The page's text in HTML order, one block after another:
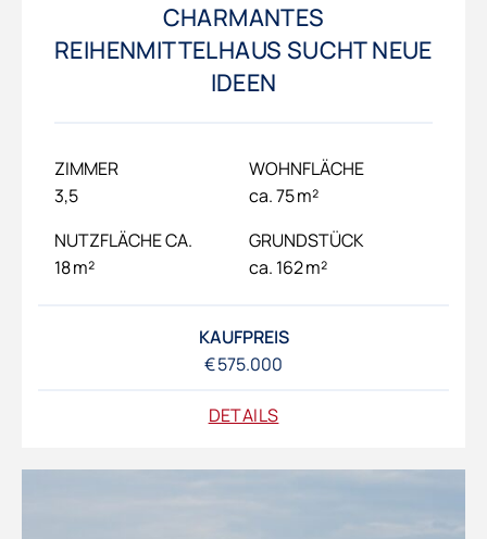
CHARMANTES
REIHENMITTELHAUS SUCHT NEUE
IDEEN
ZIMMER
3,5
WOHNFLÄCHE
ca. 75 m²
NUTZFLÄCHE CA.
18 m²
GRUNDSTÜCK
ca. 162 m²
KAUFPREIS
€ 575.000
DETAILS